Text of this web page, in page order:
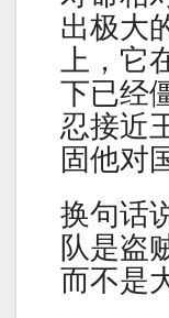
出极大
上，它
下已经
忍接近
固他对
换句话
队是盗
而不是